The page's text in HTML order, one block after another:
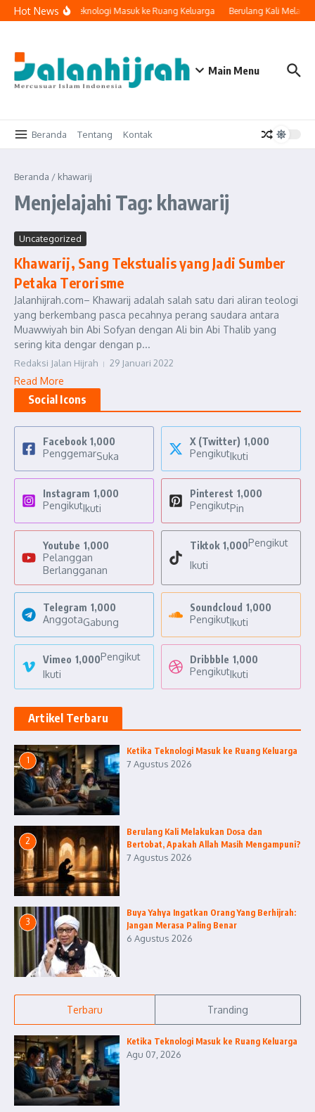
Lewati ke konten
Hot NewsKetika Teknologi Masuk ke Ruang Keluarga Berulang Kali
Main Menu
Beranda Tentang Kontak
Beranda / khawarij
Menjelajahi Tag: khawarij
Uncategorized
Khawarij, Sang Tekstualis yang Jadi Sumber
Petaka Terorisme
Jalanhijrah.com– Khawarij adalah salah satu dari aliran teologi
yang berkembang pasca pecahnya perang saudara antara
Muawwiyah bin Abi Sofyan dengan Ali bin Abi Thalib yang
sering kita dengar dengan p...
Redaksi Jalan Hijrah 29 Januari 2022
Read More
Social Icons
Facebook 1,000
PenggemarSuka
X (Twitter) 1,000
PengikutIkuti
Instagram 1,000
PengikutIkuti
Pinterest 1,000
PengikutPin
Youtube 1,000
Pelanggan
Berlangganan
Tiktok 1,000Pengikut
Ikuti
Telegram 1,000
AnggotaGabung
Soundcloud 1,000
PengikutIkuti
Vimeo 1,000Pengikut
Ikuti
Dribbble 1,000
PengikutIkuti
Artikel Terbaru
1
Ketika Teknologi Masuk ke Ruang Keluarga
7 Agustus 2026
2
Berulang Kali Melakukan Dosa dan
Bertobat, Apakah Allah Masih Mengampuni?
7 Agustus 2026
3
Buya Yahya Ingatkan Orang Yang Berhijrah:
Jangan Merasa Paling Benar
6 Agustus 2026
Terbaru Tranding
Ketika Teknologi Masuk ke Ruang Keluarga
Agu 07, 2026